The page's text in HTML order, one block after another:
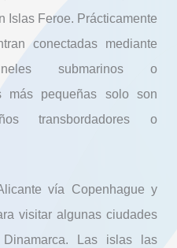
Islas Feroe. Prácticamente
conectadas mediante
submarinos o
más pequeñas solo son
transbordadores o
vía Copenhague y
visitar algunas ciudades
Las islas las